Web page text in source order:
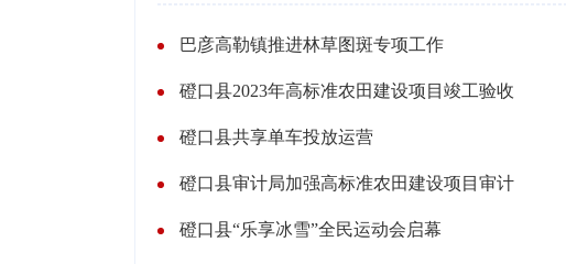
巴彦高勒镇推进林草图斑专项工作
磴口县2023年高标准农田建设项目竣工验收
磴口县共享单车投放运营
磴口县审计局加强高标准农田建设项目审计
磴口县“乐享冰雪”全民运动会启幕